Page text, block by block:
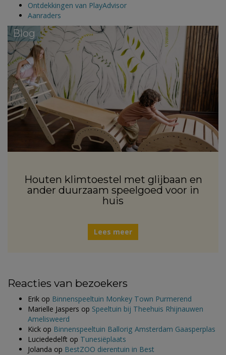
Ontdekkingen van PlayAdvisor
Aanraders
Blog
Houten klimtoestel met glijbaan en
ander duurzaam speelgoed voor in
huis
Lees meer
Reacties van bezoekers
Erik op Binnenspeeltuin Monkey Town Purmerend
Marielle Jaspers op Speeltuin bij Theehuis Rhijnauwen
Amelisweerd
Kick op Binnenspeeltuin Ballorig Amsterdam Gaasperplas
Luciededelft op Tunesiëplaats
Jolanda op BestZOO dierentuin in Best